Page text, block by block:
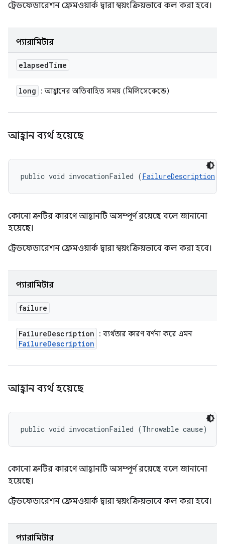
ট্রেডফেডারেশন ফ্রেমওয়ার্ক দ্বারা স্বয়ংক্রিয়ভাবে কল করা হবে।
প্যারামিটার
elapsedTime
long : আহ্বানের অতিবাহিত সময় (মিলিসেকেন্ডে)
আহ্বান ব্যর্থ হয়েছে
public void invocationFailed (FailureDescription
কোনো ত্রুটির কারণে আহ্বানটি অসম্পূর্ণ রয়েছে বলে জানানো
হয়েছে।
ট্রেডফেডারেশন ফ্রেমওয়ার্ক দ্বারা স্বয়ংক্রিয়ভাবে কল করা হবে।
প্যারামিটার
failure
FailureDescription : ব্যর্থতার কারণ বর্ণনা করে এমন
FailureDescription
আহ্বান ব্যর্থ হয়েছে
public void invocationFailed (Throwable cause)
কোনো ত্রুটির কারণে আহ্বানটি অসম্পূর্ণ রয়েছে বলে জানানো
হয়েছে।
ট্রেডফেডারেশন ফ্রেমওয়ার্ক দ্বারা স্বয়ংক্রিয়ভাবে কল করা হবে।
প্যারামিটার